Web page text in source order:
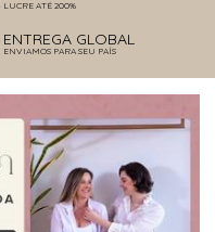
LUCRE ATÉ 200%
ENTREGA GLOBAL
ENVIAMOS PARA SEU PAÍS